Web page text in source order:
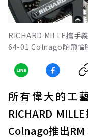
RICHARD MILLE攜手
64-01 Colnago陀飛輪
所有偉大的工
RICHARD
Colnago推出RM